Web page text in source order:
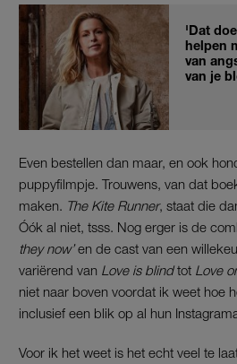
'Dat
helpen
van
van je
Even bestellen dan maar, en ook
puppyfilmpje. Trouwens, van dat
maken.
The Kite Runner, staat die
Óók al niet, tsss. Nog erger is de
they now’en de cast van een
variërend van Love is blindtot Love
niet naar boven voordat ik weet hoe
inclusief een blik op al hun
Voor ik het weet is het echt veel te